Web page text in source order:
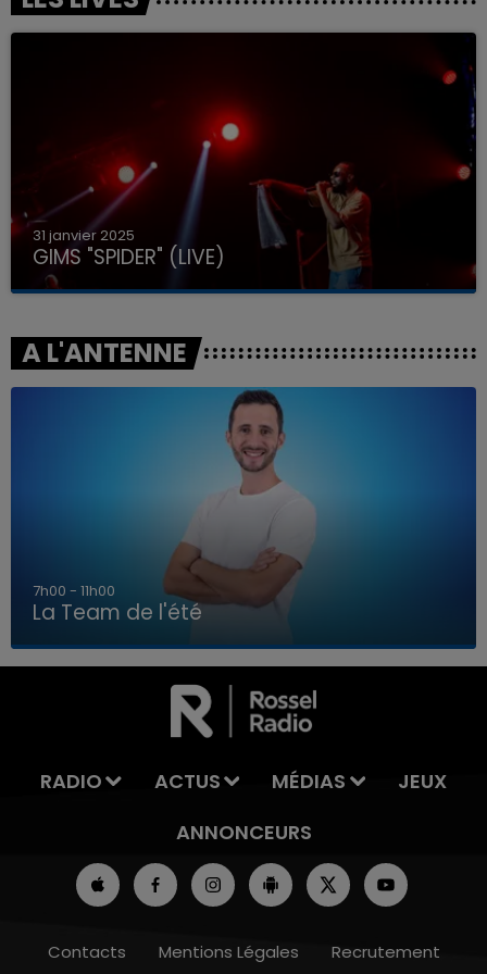
LA TEAM DE L'ÉTÉ
31 janvier 2025
GIMS "SPIDER" (LIVE)
A L'ANTENNE
7h00 - 11h00
La Team de l'été
RADIO ACTUS MÉDIAS
JEUX
ANNONCEURS
Contacts Mentions Légales Recrutement